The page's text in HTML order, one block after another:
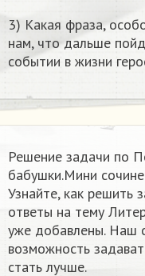
3) Какая фраза,
нам, что дальше
событии в жизни
Решение задачи по
бабушки.Мини
Узнайте, как решить
ответы на тему
уже добавлены. Наш
возможность
стать лучше.